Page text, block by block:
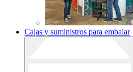
Cajas y suministros para embalar